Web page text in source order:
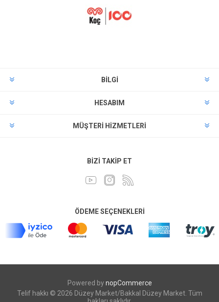
BILGI
HESABIM
MÜŞTERI HIZMETLERI
BIZI TAKIP ET
ÖDEME SEÇENEKLERI
Powered bynopCommerce
Telif hakkı © 2026 Düzey Market/Bakkal Düzey Market. Tüm